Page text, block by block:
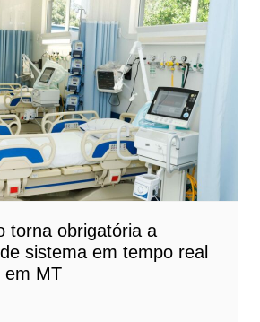
torna obrigatória a
sistema em tempo real
em MT